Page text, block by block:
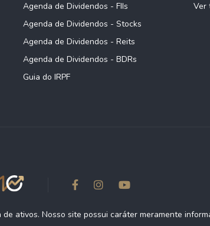
Agenda de Dividendos - FIIs
Agenda de Dividendos - Stocks
Agenda de Dividendos - Reits
Agenda de Dividendos - BDRs
Guia do IRPF
Ver
ativos. Nosso site possui caráter meramente